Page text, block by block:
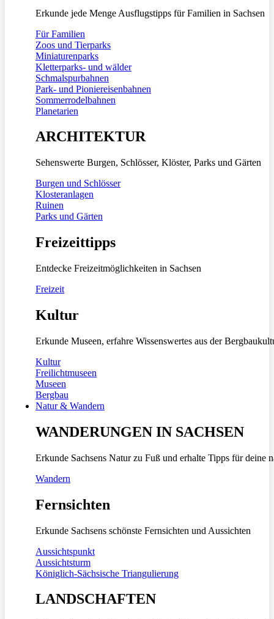
Erkunde jede Menge Ausflugstipps für Familien in Sachsen
Für Familien
Zoos und Tierparks
Miniaturenparks
Kletterparks- und wälder
Schmalspurbahnen
Park- und Pioniereisenbahnen
Sommerrodelbahnen
Planetarien
ARCHITEKTUR
Sehenswerte Burgen, Schlösser, Klöster, Parks und Gärten
Burgen und Schlösser
Klosteranlagen
Ruinen
Parks und Gärten
Freizeittipps
Entdecke Freizeitmöglichkeiten in Sachsen
Freizeit
Kultur
Erkunde Museen, erfahre Wissenswertes aus der
Kultur
Freilichtmuseen
Museen
Bergbau
Natur & Wandern
WANDERUNGEN IN SACHSEN
Erkunde Sachsens Natur zu Fuß und erhalte Tipps für deine
Wandern
Fernsichten
Erkunde Sachsens schönste Fernsichten und Aussichten
Aussichtspunkt
Aussichtsturm
Königlich-Sächsische Triangulierung
LANDSCHAFTEN